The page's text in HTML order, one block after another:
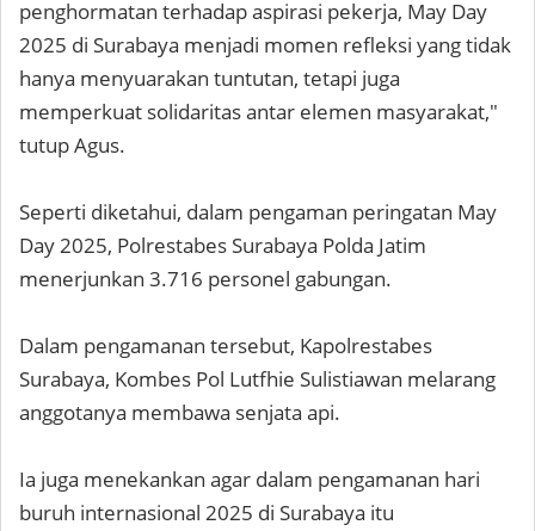
penghormatan terhadap aspirasi pekerja, May Day
2025 di Surabaya menjadi momen refleksi yang tidak
hanya menyuarakan tuntutan, tetapi juga
memperkuat solidaritas antar elemen masyarakat,"
tutup Agus.
Seperti diketahui, dalam pengaman peringatan May
Day 2025, Polrestabes Surabaya Polda Jatim
menerjunkan 3.716 personel gabungan.
Dalam pengamanan tersebut, Kapolrestabes
Surabaya, Kombes Pol Lutfhie Sulistiawan melarang
anggotanya membawa senjata api.
Ia juga menekankan agar dalam pengamanan hari
buruh internasional 2025 di Surabaya itu